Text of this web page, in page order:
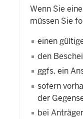
Wenn Sie
müssen Sie
einen
den
ggfs. ein
sofern
der
bei